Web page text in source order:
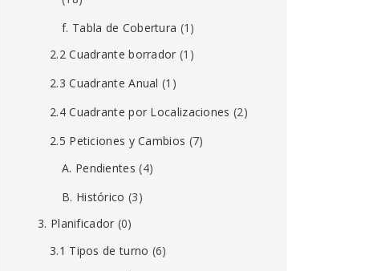
f. Tabla de Cobertura (1)
2.2 Cuadrante borrador (1)
2.3 Cuadrante Anual (1)
2.4 Cuadrante por Localizaciones (2)
2.5 Peticiones y Cambios (7)
A. Pendientes (4)
B. Histórico (3)
3. Planificador (0)
3.1 Tipos de turno (6)